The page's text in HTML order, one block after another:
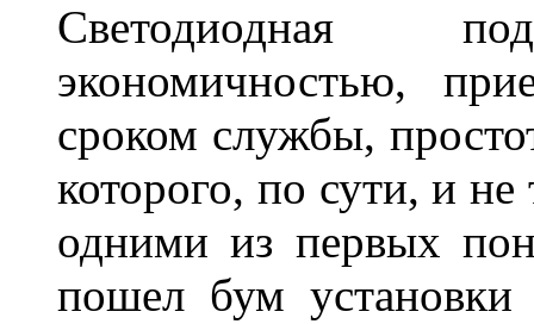
Светодиодная
экономичностью,
сроком службы,
которого, по сути, и
одними из первых
пошел бум установки